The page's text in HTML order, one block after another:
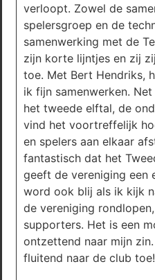
verloopt. Zowel de
spelersgroep en de
samenwerking met de
zijn korte lijntjes en zij
toe. Met Bert Hendriks,
ik fijn samenwerken.
het tweede elftal, de
vind het voortreffelijk
en spelers aan elkaar
fantastisch dat het
geeft de vereniging een
word ook blij als ik kijk
de vereniging
supporters. Het is een
ontzettend naar mijn
fluitend naar de club